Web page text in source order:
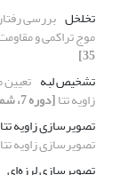
تخلخل بررسی
موج تراکمی و
35]
تشخیص لبه
زاویه تتا[دوره 7، شماره 1، 1392، صفحه 24-33]
تصویرسازی زاویه تتا
تصویرسازی زاویه تتا
تصویرسازی لرزه‌ای